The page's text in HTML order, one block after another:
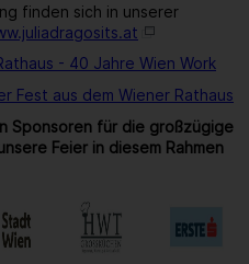
finden sich in unserer
- 40 Jahre Wien Work
Fest aus dem Wiener Rathaus
Sponsoren für die großzügige
Feier in diesem Rahmen